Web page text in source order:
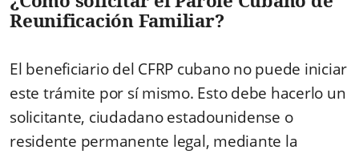
Reunificación Familiar?
El beneficiario del CFRP cubano no puede iniciar
este trámite por sí mismo. Esto debe hacerlo un
solicitante, ciudadano estadounidense o
residente permanente legal, mediante la